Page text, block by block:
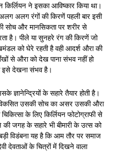
ने इसका आविष्कार किया था।
अलग रंगों की किरणें पहली बार इसी
सोच और मानसिकता पर शरीर से
है। पीले या सुनहरे रंग की किरणें जो
को घेरे रहती है वही आदर्श औरा की
से औरा को देख पाना संभव नहीं हो
इसे देखना संभव है।
ज्ञानेन्द्रियों के सहारे तैयार होती है।
उसकी सोच का असर उसकी औरा
के लिए किर्लियन फोटोग्राफी से
जगह के सहारे भी बीमारी के उत्स को
विडंबना यह है कि आम तौर पर समाज
देवताओं के चित्रों में दिखने वाला